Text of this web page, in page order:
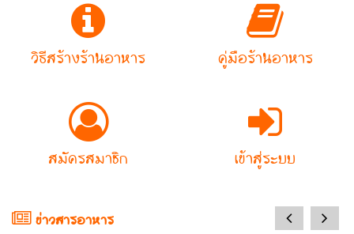
วิธีสร้างร้านอาหาร คู่มือร้านอาหาร
สมัครสมาชิก เข้าสู่ระบบ
ข่าวสารอาหาร prev next